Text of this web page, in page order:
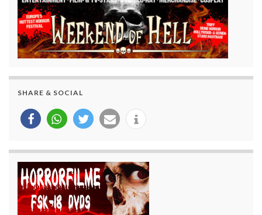
SHARE & SOCIAL